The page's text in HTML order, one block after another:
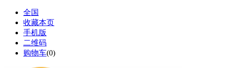
全国
收藏本页
手机版
二维码
购物车(0)